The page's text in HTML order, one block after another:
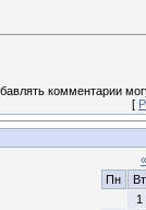
комментарии
[
«
Пн
Вт
1